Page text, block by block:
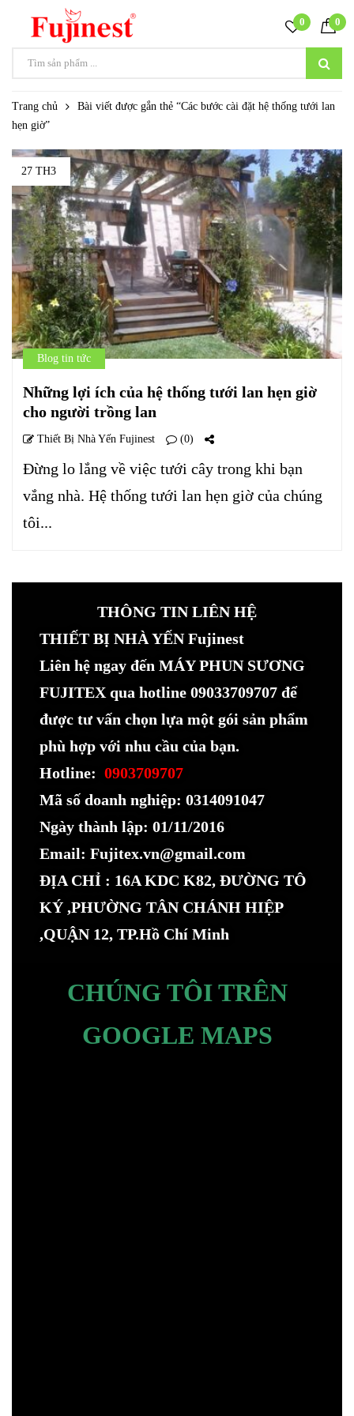
0 0
Trang chủ
Bài viết được gắn thẻ “Các bước cài đặt hệ thống tưới lan
hẹn giờ”
27 TH3
Blog tin tức
Những lợi ích của hệ thống tưới lan hẹn giờ
cho người trồng lan
Thiết Bị Nhà Yến Fujinest (0)
Đừng lo lắng về việc tưới cây trong khi bạn
vắng nhà. Hệ thống tưới lan hẹn giờ của chúng
tôi...
THÔNG TIN LIÊN HỆ
THIẾT BỊ NHÀ YẾN Fujinest
Liên hệ ngay đến MÁY PHUN SƯƠNG
FUJITEX qua hotline 09033709707 để
được tư vấn chọn lựa một gói sản phẩm
phù hợp với nhu cầu của bạn.
Hotline: 0903709707
Mã số doanh nghiệp: 0314091047
Ngày thành lập: 01/11/2016
Email: Fujitex.vn@gmail.com
ĐỊA CHỈ : 16A KDC K82, ĐƯỜNG TÔ
KÝ ,PHƯỜNG TÂN CHÁNH HIỆP
,QUẬN 12, TP.Hồ Chí Minh
CHÚNG TÔI TRÊN
GOOGLE MAPS